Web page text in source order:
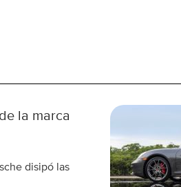
la marca
disipó las